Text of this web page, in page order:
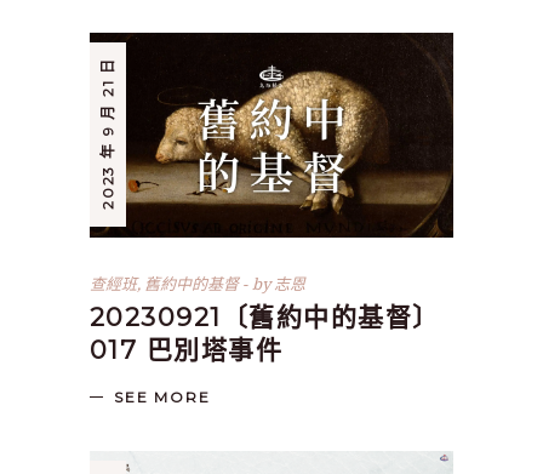
2023 年 9 月 21 日
查經班, 舊約中的基督 by志恩
20230921〔舊約中的基督〕
017 巴別塔事件
SEE MORE